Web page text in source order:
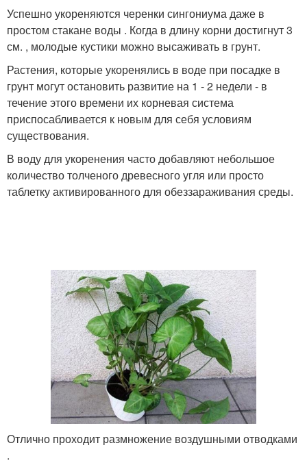
Успешно укореняются черенки сингониума даже в
простом стакане воды . Когда в длину корни достигнут 3
см. , молодые кустики можно высаживать в грунт.
Растения, которые укоренялись в воде при посадке в
грунт могут остановить развитие на 1 - 2 недели - в
течение этого времени их корневая система
приспосабливается к новым для себя условиям
существования.
В воду для укоренения часто добавляют небольшое
количество толченого древесного угля или просто
таблетку активированного для обеззараживания среды.
Отлично проходит размножение воздушными отводками
.